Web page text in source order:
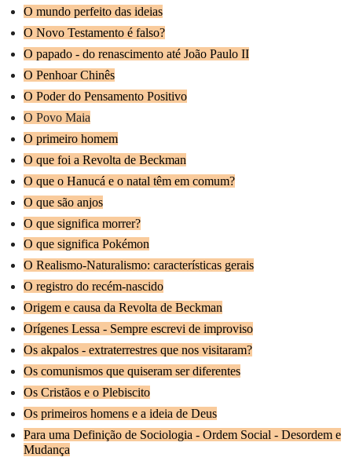
O mundo perfeito das ideias
O Novo Testamento é falso?
O papado - do renascimento até João Paulo II
O Penhoar Chinês
O Poder do Pensamento Positivo
O Povo Maia
O primeiro homem
O que foi a Revolta de Beckman
O que o Hanucá e o natal têm em comum?
O que são anjos
O que significa morrer?
O que significa Pokémon
O Realismo-Naturalismo: características gerais
O registro do recém-nascido
Origem e causa da Revolta de Beckman
Orígenes Lessa - Sempre escrevi de improviso
Os akpalos - extraterrestres que nos visitaram?
Os comunismos que quiseram ser diferentes
Os Cristãos e o Plebiscito
Os primeiros homens e a ideia de Deus
Para uma Definição de Sociologia - Ordem Social - Desordem e
Mudança